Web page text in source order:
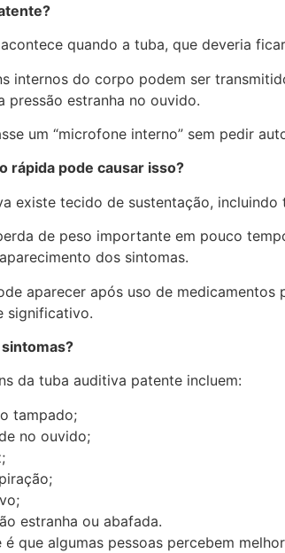
quando a tuba, que deveria
internos do corpo podem ser
pressão estranha no ouvido.
um “microfone interno” sem pedir
rápida pode causar isso?
existe tecido de sustentação,
de peso importante em pouco
dos sintomas.
aparecer após uso de
significativo.
da tuba auditiva patente incluem:
tampado;
no ouvido;
estranha ou abafada.
que algumas pessoas percebem